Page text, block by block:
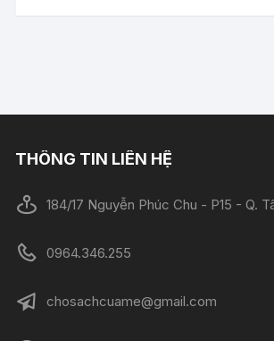
THÔNG TIN LIÊN HỆ
184/17 Nguyễn Phúc Chu - P15 - Q.
0964.346.255
chosachcuame@gmail.com